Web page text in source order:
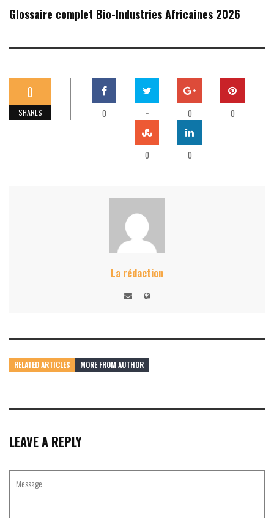
Glossaire complet Bio-Industries Africaines 2026
0
SHARES 0 + 0 0
0 0
La rédaction
RELATED ARTICLES MORE FROM AUTHOR
LEAVE A REPLY